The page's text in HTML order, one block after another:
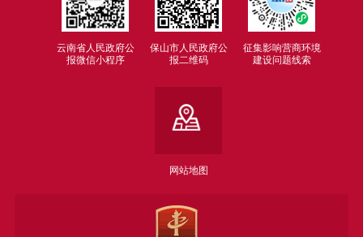
云南省人民政府公
报微信小程序
保山市人民政府公
报二维码
征集影响营商环境
建设问题线索
网站地图